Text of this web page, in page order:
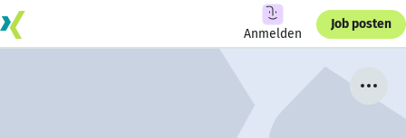
Anmelden
Job posten